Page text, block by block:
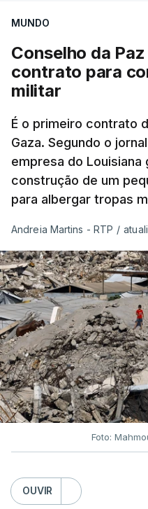
MUNDO
Conselho da
contrato para
militar
É o primeiro contrato
Gaza. Segundo o
empresa do Louisiana
construção de um
para albergar tropas
Andreia Martins - RTP /
Foto:
OUVIR